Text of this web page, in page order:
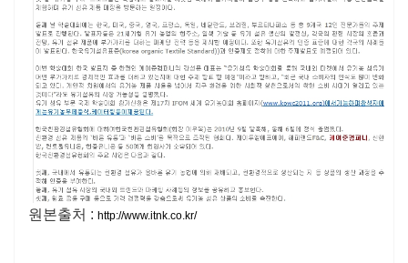
원본출처 : http://www.itnk.co.kr/